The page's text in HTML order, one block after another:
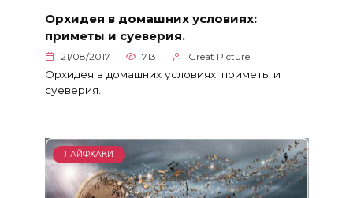
Орхидея в домашних условиях:
приметы и суеверия.
21/08/2017 713 Great Picture
Орхидея в домашних условиях: приметы и
суеверия.
ЛАЙФХАКИ